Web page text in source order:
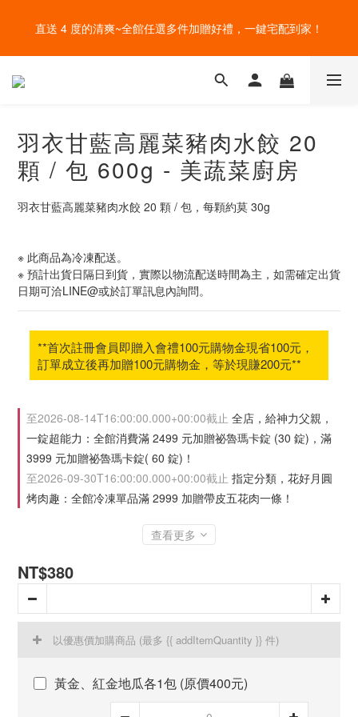
吃菜~
直送 4 度的清爽~全館任選多件加贈好禮，一鍵宅配到家！
給爸爸一錠超能力~全館滿額加贈祕魯瑪卡錠，父親節好好感謝~
盛夏的餐桌，一定少不了美蔬菜的清爽~ A+B 送購物金🎁一起好好
吃菜~
羽衣甘藍高麗菜豬肉水餃 20
顆 / 包 600g - 美蔬菜廚房
羽衣甘藍高麗菜豬肉水餃 20 顆 / 包，每顆約莫 30g
※ 此商品為冷凍配送。
※ 預計出貨日隔日到貨，實際以物流配送時間為主，如需確定出貨
日期可洽LINE@或於訂單訊息內詢問。
**首次註冊會員即贈入會禮100元購物金現省100元，
訂單成立後再加贈100元購物金，等於現賺200元**
至2026-08-14T16:00:00.000+00:00截止 全店，給神力父親，
一錠超能力：全館消費滿 2499 元加贈祕魯瑪卡錠 (30 錠)，滿
3999 元加贈祕魯瑪卡錠( 60 錠)！
至2026-09-30T16:00:00.000+00:00截止 指定分類，花好月圓
烤肉趣：全館冷凍單品滿 2999 加贈帶皮五花肉一條！
查看更多
NT$380
以優惠價加購商品 (最多 {{ addItemQuantity }} 件)
黃金、紅金地瓜各1包 (原價400元)